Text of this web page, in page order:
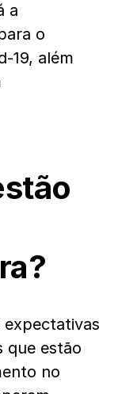
a
o
19, além
expectativas
que estão
no